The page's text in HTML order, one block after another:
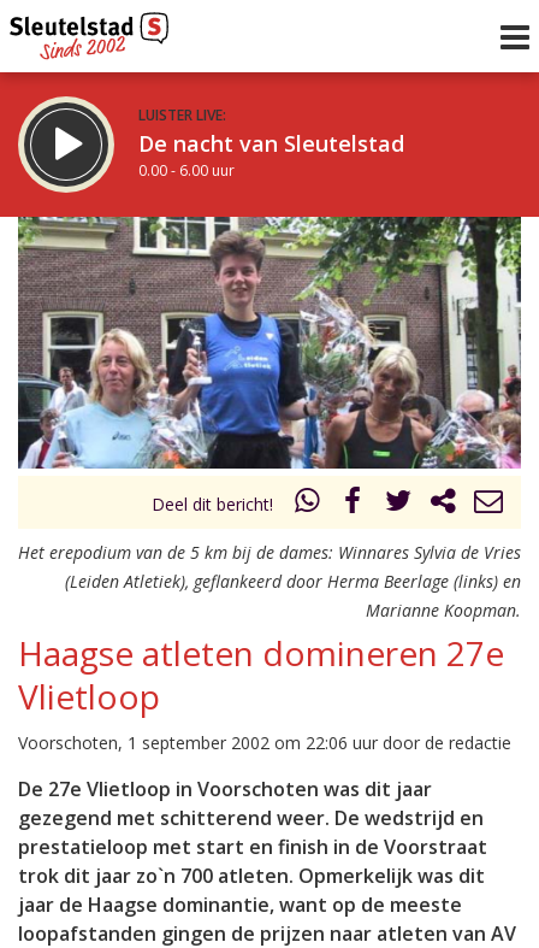
LUISTER LIVE:
De nacht van Sleutelstad
0.00 - 6.00 uur
STRAKS:
De ochtend van Sleutelstad
6.00 - 12.00 uur
Vorig uur
uur 1 van 0 Volgend uur
Inklappen
Deel dit bericht!
Het erepodium van de 5 km bij de dames: Winnares Sylvia de Vries
(Leiden Atletiek), geflankeerd door Herma Beerlage (links) en
Marianne Koopman.
Haagse atleten domineren 27e
Vlietloop
Voorschoten, 1 september 2002 om 22:06 uur door de redactie
De 27e Vlietloop in Voorschoten was dit jaar
gezegend met schitterend weer. De wedstrijd en
prestatieloop met start en finish in de Voorstraat
trok dit jaar zo`n 700 atleten. Opmerkelijk was dit
jaar de Haagse dominantie, want op de meeste
loopafstanden gingen de prijzen naar atleten van AV